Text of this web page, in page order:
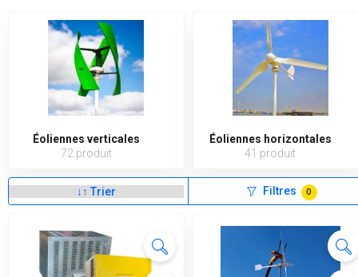
Éoliennes verticales
72 produit
Éoliennes horizontales
41 produit
Filtres 0